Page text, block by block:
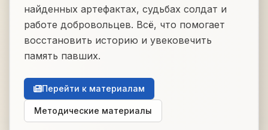
найденных артефактах, судьбах солдат и
работе добровольцев. Всё, что помогает
восстановить историю и увековечить
память павших.
Перейти к материалам
Методические материалы